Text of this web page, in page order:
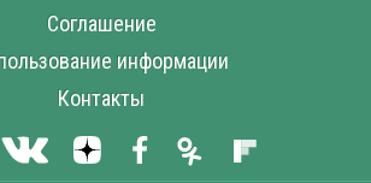
Соглашение
информации
Контакты